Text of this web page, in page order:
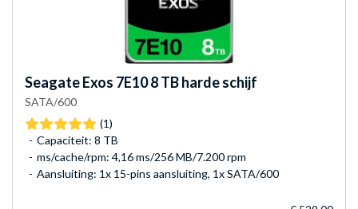
SeagateExos 7E10 8 TB harde schijf
SATA/600
(1)
Capaciteit: 8 TB
ms/cache/rpm: 4,16 ms/256 MB/7.200 rpm
Aansluiting: 1x 15-pins aansluiting, 1x SATA/600